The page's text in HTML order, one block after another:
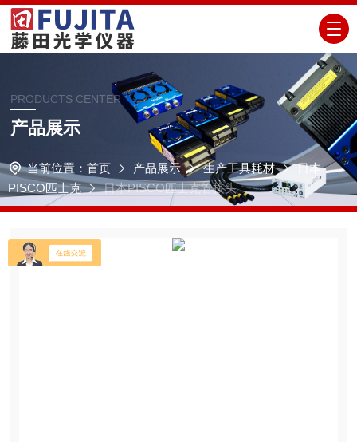
PRODUCTS CENTER
产品展示
当前位置： 首页 产品展示 生产工具耗材
日本
PISCO匹士克
日本PISCO匹士克管接头